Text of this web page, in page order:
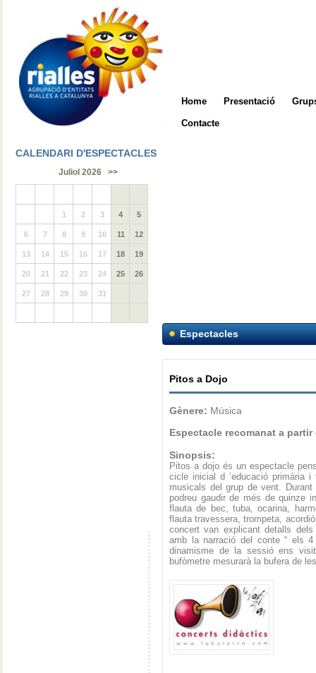
Home Presentació
Contacte
CALENDARI D'ESPECTACLES
Juliol 2026 >>
1 2 3 4 5
6 7 8 9 10 11 12
13 14 15 16 17 18 19
20 21 22 23 24 25 26
27 28 29 30 31
Espectacles
Pitos a Dojo
Gènere: Música
Espectacle recomanat a partir
Sinopsis:
Pitos a dojo és un espectacle
cicle inicial d ’educació primària
musicals del grup de vent.
podreu gaudir de més de quinze
flauta de bec, tuba, ocarina,
flauta travessera, trompeta,
concert van explicant detalls
amb la narració del conte “ els
dinamisme de la sessió ens
bufòmetre mesurarà la bufera de